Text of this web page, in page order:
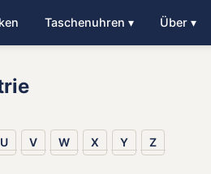
Taschenuhren ▾ Über ▾
U V W X Y Z